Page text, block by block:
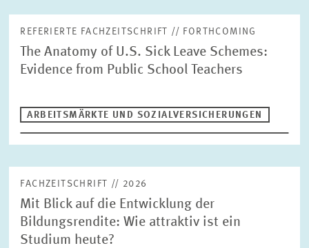
REFERIERTE FACHZEITSCHRIFT // FORTHCOMING
The Anatomy of U.S. Sick Leave Schemes:
Evidence from Public School Teachers
ARBEITSMÄRKTE UND SOZIALVERSICHERUNGEN
FACHZEITSCHRIFT // 2026
Mit Blick auf die Entwicklung der
Bildungsrendite: Wie attraktiv ist ein
Studium heute?